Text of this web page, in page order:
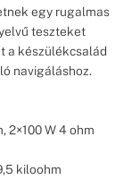
egy rugalmas
teszteket
a készülékcsalád
navigáláshoz.
2×100 W 4 ohm
kiloohm